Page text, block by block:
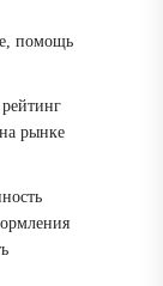
помощь
рынке